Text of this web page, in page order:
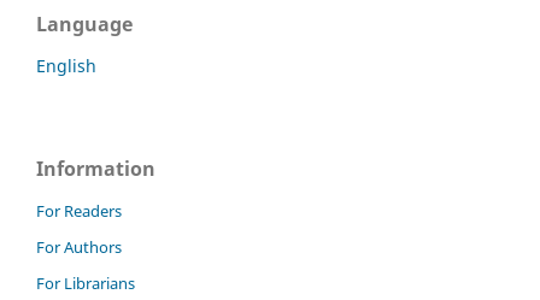
Language
English
Information
For Readers
For Authors
For Librarians